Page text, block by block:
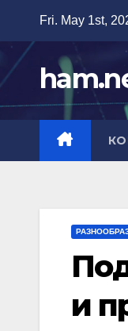
content
Fri. May 1st,
и